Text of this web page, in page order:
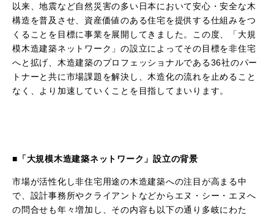
以来、地震など自然災害の多い日本において安心・安全な木
構造を普及させ、資産価値のある住宅を提供する仕組みをつ
くることを目標に事業を展開してきました。この度、「大規
模木造建築ネットワーク」の設立によってその目標を非住宅
へと拡げ、木造建築のプロフェッショナルである36社のパー
トナーと共に市場課題を解決し、木造化の流れを止めること
なく、より加速していくことを目指してまいります。
■「大規模木造建築ネットワーク」設立の背景
市場が活性化し非住宅用途の木造建築への注目が高まる中
で、設計事務所やクライアントなどからエヌ・シー・エヌへ
の問合せも年々増加し、その内容も以下の通り多岐にわた